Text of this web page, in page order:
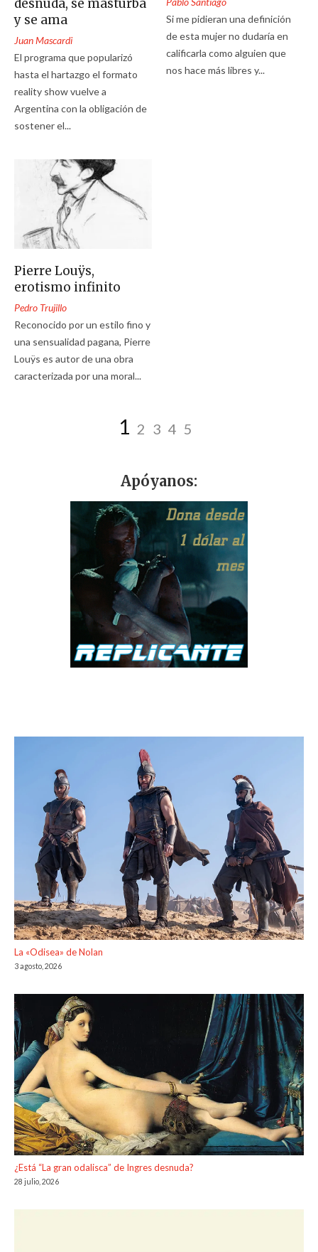
desnuda, se masturba
y se ama
Juan Mascardi
El programa que popularizó
hasta el hartazgo el formato
reality show vuelve a
Argentina con la obligación de
sostener el...
Si me pidieran una definición
de esta mujer no dudaría en
calificarla como alguien que
nos hace más libres y...
Pierre Louÿs,
erotismo infinito
Pedro Trujillo
Reconocido por un estilo fino y
una sensualidad pagana, Pierre
Louÿs es autor de una obra
caracterizada por una moral...
1 2 3 4 5
Apóyanos:
La «Odisea» de Nolan
3 agosto, 2026
¿Está “La gran odalisca” de Ingres desnuda?
28 julio, 2026